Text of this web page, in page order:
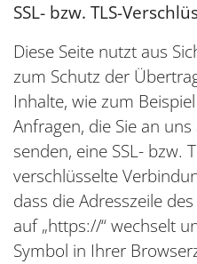
SSL- bzw. TLS-
Diese Seite nutzt aus
zum Schutz der
Inhalte, wie zum
Anfragen, die Sie an
senden, eine SSL- bzw.
verschlüsselte
dass die Adresszeile
auf „https://“ wechselt
Symbol in Ihrer